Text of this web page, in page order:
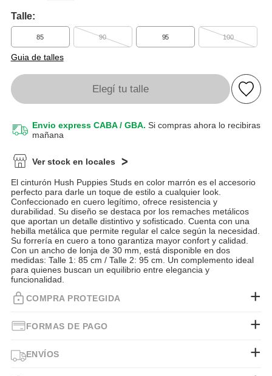
Talle:
Guia de talles
85 90 95 100
Elegí tu talle
Envio express CABA / GBA. Si compras ahora lo recibiras
mañana
Ver stock en locales
El cinturón Hush Puppies Studs en color marrón es el accesorio
perfecto para darle un toque de estilo a cualquier look.
Confeccionado en cuero legítimo, ofrece resistencia y
durabilidad. Su diseño se destaca por los remaches metálicos
que aportan un detalle distintivo y sofisticado. Cuenta con una
hebilla metálica que permite regular el calce según la necesidad.
Su forrería en cuero a tono garantiza mayor confort y calidad.
Con un ancho de lonja de 30 mm, está disponible en dos
medidas: Talle 1: 85 cm / Talle 2: 95 cm. Un complemento ideal
para quienes buscan un equilibrio entre elegancia y
funcionalidad.
COMPRA PROTEGIDA
FORMAS DE PAGO
ENVÍOS